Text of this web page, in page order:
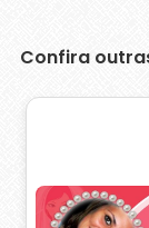
Confira